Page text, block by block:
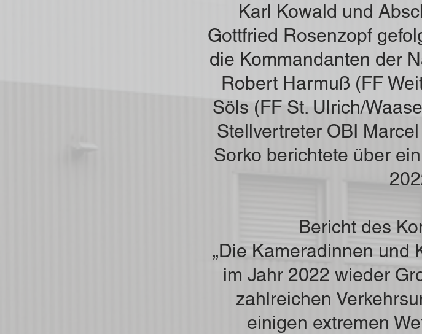
Karl Kowald und
Gottfried Rosenzopf
die Kommandanten der
Robert Harmuß (FF
Söls (FF St. Ulrich/
Stellvertreter OBI
Sorko berichtete über
Bericht des
„Die Kameradinnen und
im Jahr 2022 wieder
zahlreichen
einigen extremen